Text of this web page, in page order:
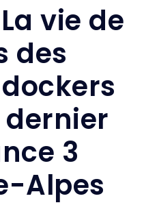
vie de
des
3
Alpes